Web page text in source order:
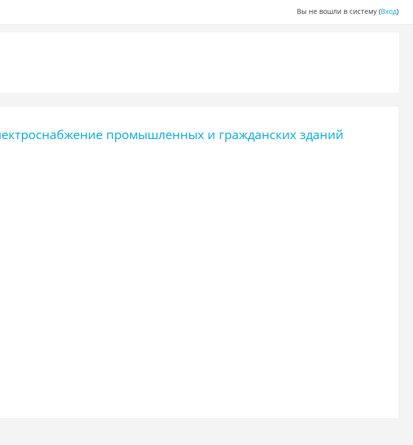
Вы не вошли в систему (Вход)
промышленных и гражданских зданий